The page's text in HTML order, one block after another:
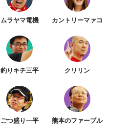
ムラヤマ電機 カントリーマァコ
釣りキチ三平 クリリン
ごつ盛り一平 熊本のファーブル